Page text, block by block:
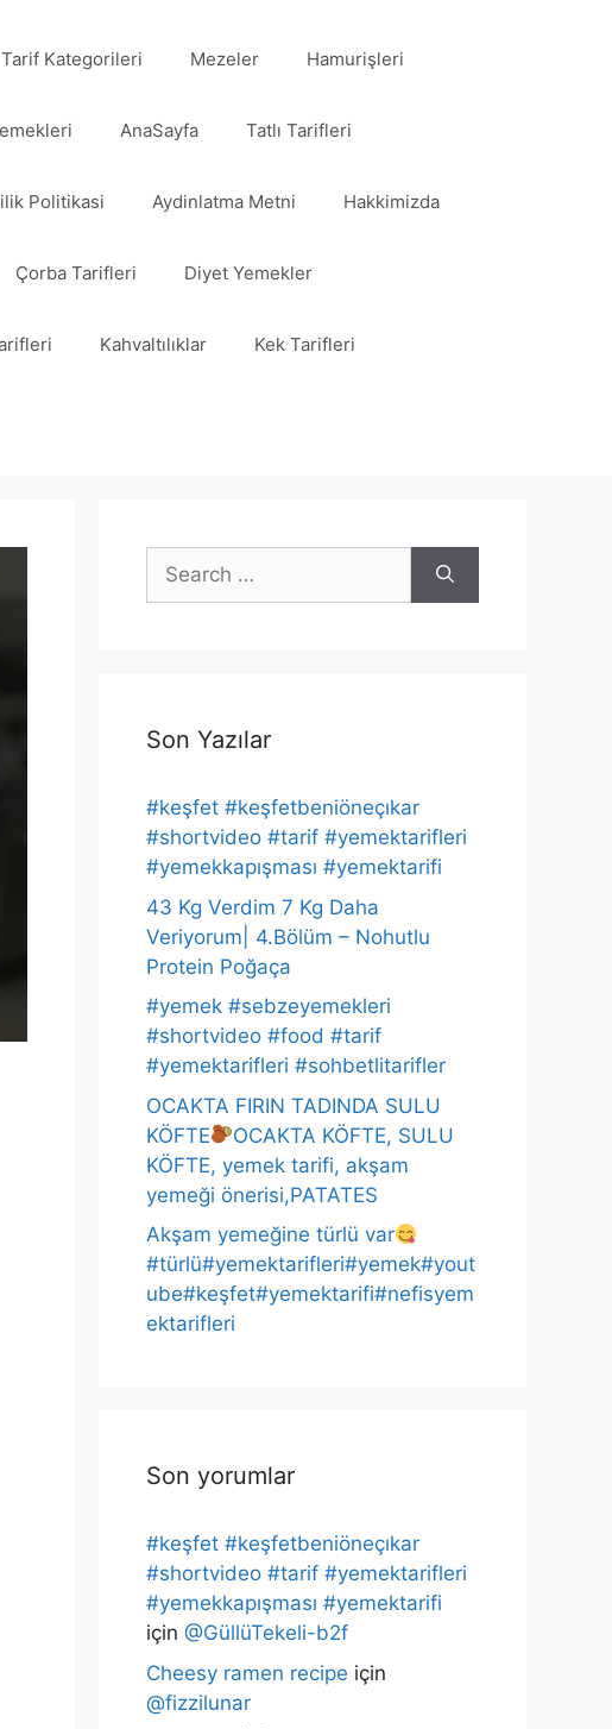
Tarif Kategorileri Mezeler Hamurişleri
AnaSayfa Tatlı Tarifleri
Politikasi Aydinlatma Metni Hakkimizda
Çorba Tarifleri Diyet Yemekler
Kahvaltılıklar Kek Tarifleri
Search
for:
Son Yazılar
#keşfet #keşfetbeniöneçıkar
#shortvideo #tarif #yemektarifleri
#yemekkapışması #yemektarifi
43 Kg Verdim 7 Kg Daha
Veriyorum| 4.Bölüm – Nohutlu
Protein Poğaça
#yemek #sebzeyemekleri
#shortvideo #food #tarif
#yemektarifleri #sohbetlitarifler
OCAKTA FIRIN TADINDA SULU
KÖFTE
OCAKTA KÖFTE, SULU
KÖFTE, yemek tarifi, akşam
yemeği önerisi,PATATES
Akşam yemeğine türlü var
#türlü#yemektarifleri#yemek#yout
ube#keşfet#yemektarifi#nefisyem
ektarifleri
Son yorumlar
#keşfet #keşfetbeniöneçıkar
#shortvideo #tarif #yemektarifleri
#yemekkapışması #yemektarifi
için @GüllüTekeli-b2f
Cheesy ramen recipe için
@fizzilunar